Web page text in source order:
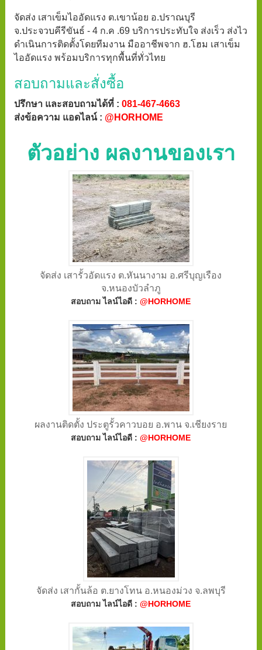
จัดส่ง เสาเข็มไออัดแรง ต.เขาน้อย อ.ปราณบุรี
จ.ประจวบคีรีขันธ์ - 4 ก.ค .69 บริการประทับใจ ส่งเร็ว ส่งไว
ดำเนินการติดตั้งโดยทีมงาน มืออาชีพจาก ฮ.โฮม เสาเข็ม
ไออัดแรง พร้อมบริการทุกพื้นที่ทั่วไทย
สอบถามและสั่งซื้อ
ปรึกษา และสอบถามได้ที่ : 081-467-4663
ส่งข้อความ แอดไลน์ : @HORHOME
ตัวอย่าง ผลงานของเรา
จัดส่ง เสารั้วอัดแรง ต.หันนางาม อ.ศรีบุญเรือง
จ.หนองบัวลำภู
สอบถาม ไลน์ไอดี :@HORHOME
ผลงานติดตั้ง ประตูรั้วคาวบอย อ.พาน จ.เชียงราย
สอบถาม ไลน์ไอดี :@HORHOME
จัดส่ง เสากั้นล้อ ต.ยางโทน อ.หนองม่วง จ.ลพบุรี
สอบถาม ไลน์ไอดี :@HORHOME